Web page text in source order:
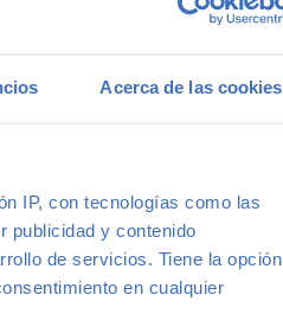
Acerca de las cookies
IP, con tecnologías como las
publicidad y contenido
de servicios. Tiene la opción
en cualquier